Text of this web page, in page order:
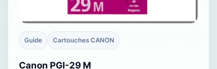
Guide Cartouches CANON
Canon PGI-29 M